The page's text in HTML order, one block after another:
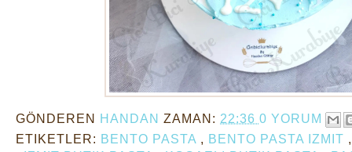
GÖNDEREN HANDAN ZAMAN: 22:36 0 YORUM
ETIKETLER: BENTO PASTA , BENTO PASTA IZMIT